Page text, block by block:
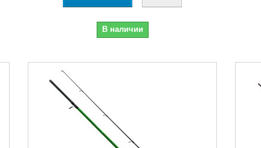
В наличии